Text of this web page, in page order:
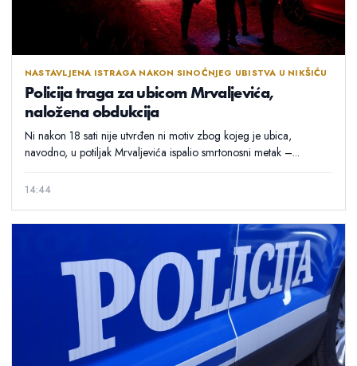
NASTAVLJENA ISTRAGA NAKON SINOĆNJEG UBISTVA U NIKŠIĆU
Policija traga za ubicom Mrvaljevića,
naložena obdukcija
Ni nakon 18 sati nije utvrđen ni motiv zbog kojeg je ubica,
navodno, u potiljak Mrvaljevića ispalio smrtonosni metak –...
14:44